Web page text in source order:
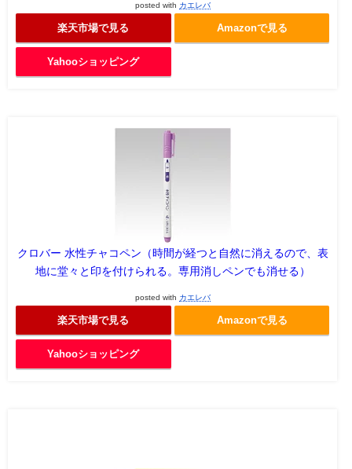
posted with カエレバ
楽天市場で見る Amazonで見る
Yahooショッピング
クロバー 水性チャコペン（時間が経つと自然に消えるので、表
地に堂々と印を付けられる。専用消しペンでも消せる）
posted with カエレバ
楽天市場で見る Amazonで見る
Yahooショッピング